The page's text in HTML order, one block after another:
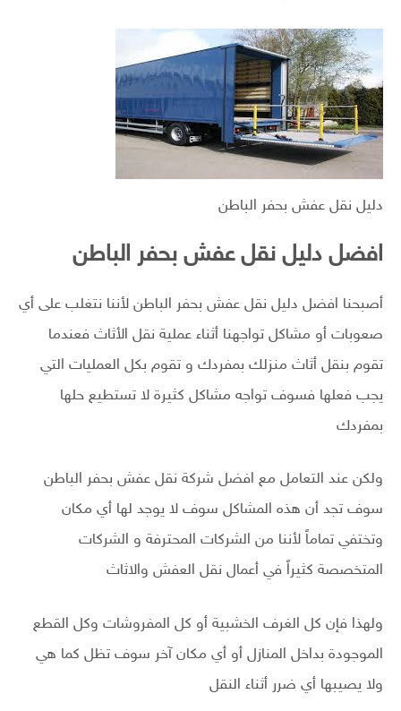
دليل نقل عفش بحفر الباطن
افضل دليل نقل عفش بحفر الباطن
أصبحنا افضل دليل نقل عفش بحفر الباطن لأننا نتغلب على أي
صعوبات أو مشاكل تواجهنا أثناء عملية نقل الأثاث فعندما
تقوم بنقل أثاث منزلك بمفردك و تقوم بكل العمليات التي
يجب فعلها فسوف تواجه مشاكل كثيرة لا تستطيع حلها
بمفردك
ولكن عند التعامل مع افضل شركة نقل عفش بحفر الباطن
سوف تجد أن هذه المشاكل سوف لا يوجد لها أي مكان
وتختفي تماماً لأننا من الشركات المحترفة و الشركات
المتخصصة كثيراً في أعمال نقل العفش والاثاث
ولهذا فإن كل الغرف الخشبية أو كل المفروشات وكل القطع
الموجودة بداخل المنازل أو أي مكان آخر سوف تظل كما هي
ولا يصيبها أي ضرر أثناء النقل